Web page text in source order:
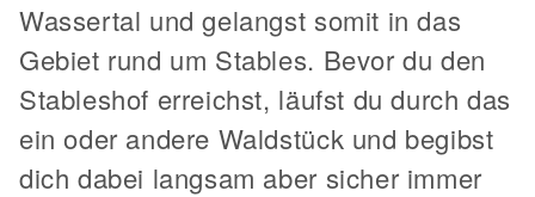
Wassertal und gelangst somit in das
Gebiet rund um Stables. Bevor du den
Stableshof erreichst, läufst du durch das
ein oder andere Waldstück und begibst
dich dabei langsam aber sicher immer